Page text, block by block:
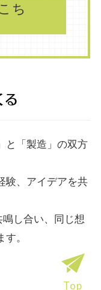
ち
と「製造」の双方
験、アイデアを共
鳴し合い、同じ想
。
Top